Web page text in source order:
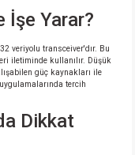
İşe Yarar?
veriyolu transceiver'dır. Bu
iletiminde kullanılır. Düşük
güç kaynakları ile
tercih
Dikkat